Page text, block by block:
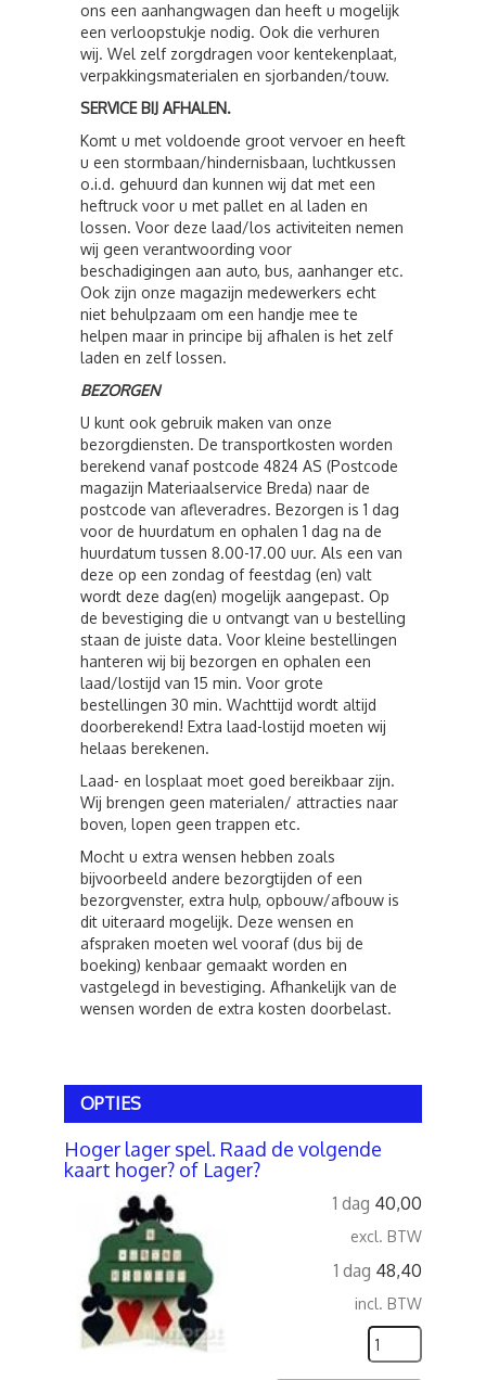
ons een aanhangwagen dan heeft u mogelijk
een verloopstukje nodig. Ook die verhuren
wij. Wel zelf zorgdragen voor kentekenplaat,
verpakkingsmaterialen en sjorbanden/touw.
SERVICE BIJ AFHALEN.
Komt u met voldoende groot vervoer en heeft
u een stormbaan/hindernisbaan, luchtkussen
o.i.d. gehuurd dan kunnen wij dat met een
heftruck voor u met pallet en al laden en
lossen. Voor deze laad/los activiteiten nemen
wij geen verantwoording voor
beschadigingen aan auto, bus, aanhanger etc.
Ook zijn onze magazijn medewerkers echt
niet behulpzaam om een handje mee te
helpen maar in principe bij afhalen is het zelf
laden en zelf lossen.
BEZORGEN
U kunt ook gebruik maken van onze
bezorgdiensten. De transportkosten worden
berekend vanaf postcode 4824 AS (Postcode
magazijn Materiaalservice Breda) naar de
postcode van afleveradres. Bezorgen is 1 dag
voor de huurdatum en ophalen 1 dag na de
huurdatum tussen 8.00-17.00 uur. Als een van
deze op een zondag of feestdag (en) valt
wordt deze dag(en) mogelijk aangepast. Op
de bevestiging die u ontvangt van u bestelling
staan de juiste data. Voor kleine bestellingen
hanteren wij bij bezorgen en ophalen een
laad/lostijd van 15 min. Voor grote
bestellingen 30 min. Wachttijd wordt altijd
doorberekend! Extra laad-lostijd moeten wij
helaas berekenen.
Laad- en losplaat moet goed bereikbaar zijn.
Wij brengen geen materialen/ attracties naar
boven, lopen geen trappen etc.
Mocht u extra wensen hebben zoals
bijvoorbeeld andere bezorgtijden of een
bezorgvenster, extra hulp, opbouw/afbouw is
dit uiteraard mogelijk. Deze wensen en
afspraken moeten wel vooraf (dus bij de
boeking) kenbaar gemaakt worden en
vastgelegd in bevestiging. Afhankelijk van de
wensen worden de extra kosten doorbelast.
OPTIES
Hoger lager spel. Raad de volgende
kaart hoger? of Lager?
1 dag 40,00
excl. BTW
1 dag 48,40
incl. BTW